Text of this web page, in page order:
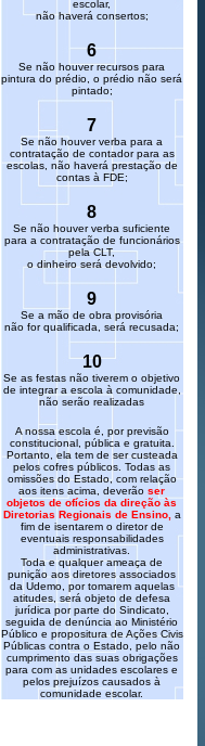
escolar,
não haverá consertos;
6
Se não houver recursos para
pintura do prédio, o prédio não será
pintado;
7
Se não houver verba para a
contratação de contador para as
escolas, não haverá prestação de
contas à FDE;
8
Se não houver verba suficiente
para a contratação de funcionários
pela CLT,
o dinheiro será devolvido;
9
Se a mão de obra provisória
não for qualificada, será recusada;
10
Se as festas não tiverem o objetivo
de integrar a escola à comunidade,
não serão realizadas
A nossa escola é, por previsão
constitucional, pública e gratuita.
Portanto, ela tem de ser custeada
pelos cofres públicos. Todas as
omissões do Estado, com relação
aos itens acima, deverão ser
objetos de ofícios da direção às
Diretorias Regionais de Ensino, a
fim de isentarem o diretor de
eventuais responsabilidades
administrativas.
Toda e qualquer ameaça de
punição aos diretores associados
da Udemo, por tomarem aquelas
atitudes, será objeto de defesa
jurídica por parte do Sindicato,
seguida de denúncia ao Ministério
Público e propositura de Ações Civis
Públicas contra o Estado, pelo não
cumprimento das suas obrigações
para com as unidades escolares e
pelos prejuízos causados à
comunidade escolar.